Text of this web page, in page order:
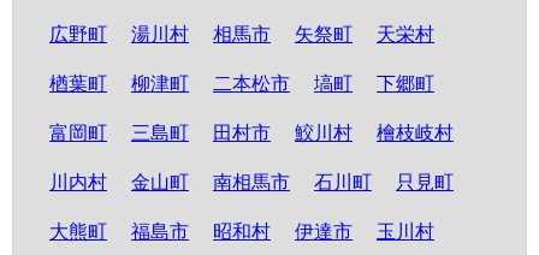
広野町 湯川村 相馬市 矢祭町 天栄村
楢葉町 柳津町 二本松市 塙町 下郷町
富岡町 三島町 田村市 鮫川村 檜枝岐村
川内村 金山町 南相馬市 石川町 只見町
大熊町 福島市 昭和村 伊達市 玉川村